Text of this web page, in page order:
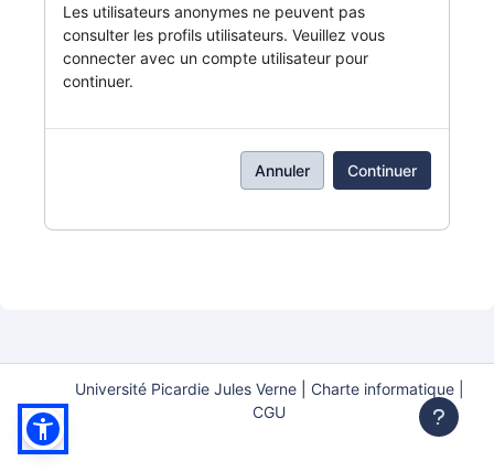
Les utilisateurs anonymes ne peuvent pas
consulter les profils utilisateurs. Veuillez vous
connecter avec un compte utilisateur pour
continuer.
Annuler Continuer
Université Picardie Jules Verne|
Charte informatique |
CGU